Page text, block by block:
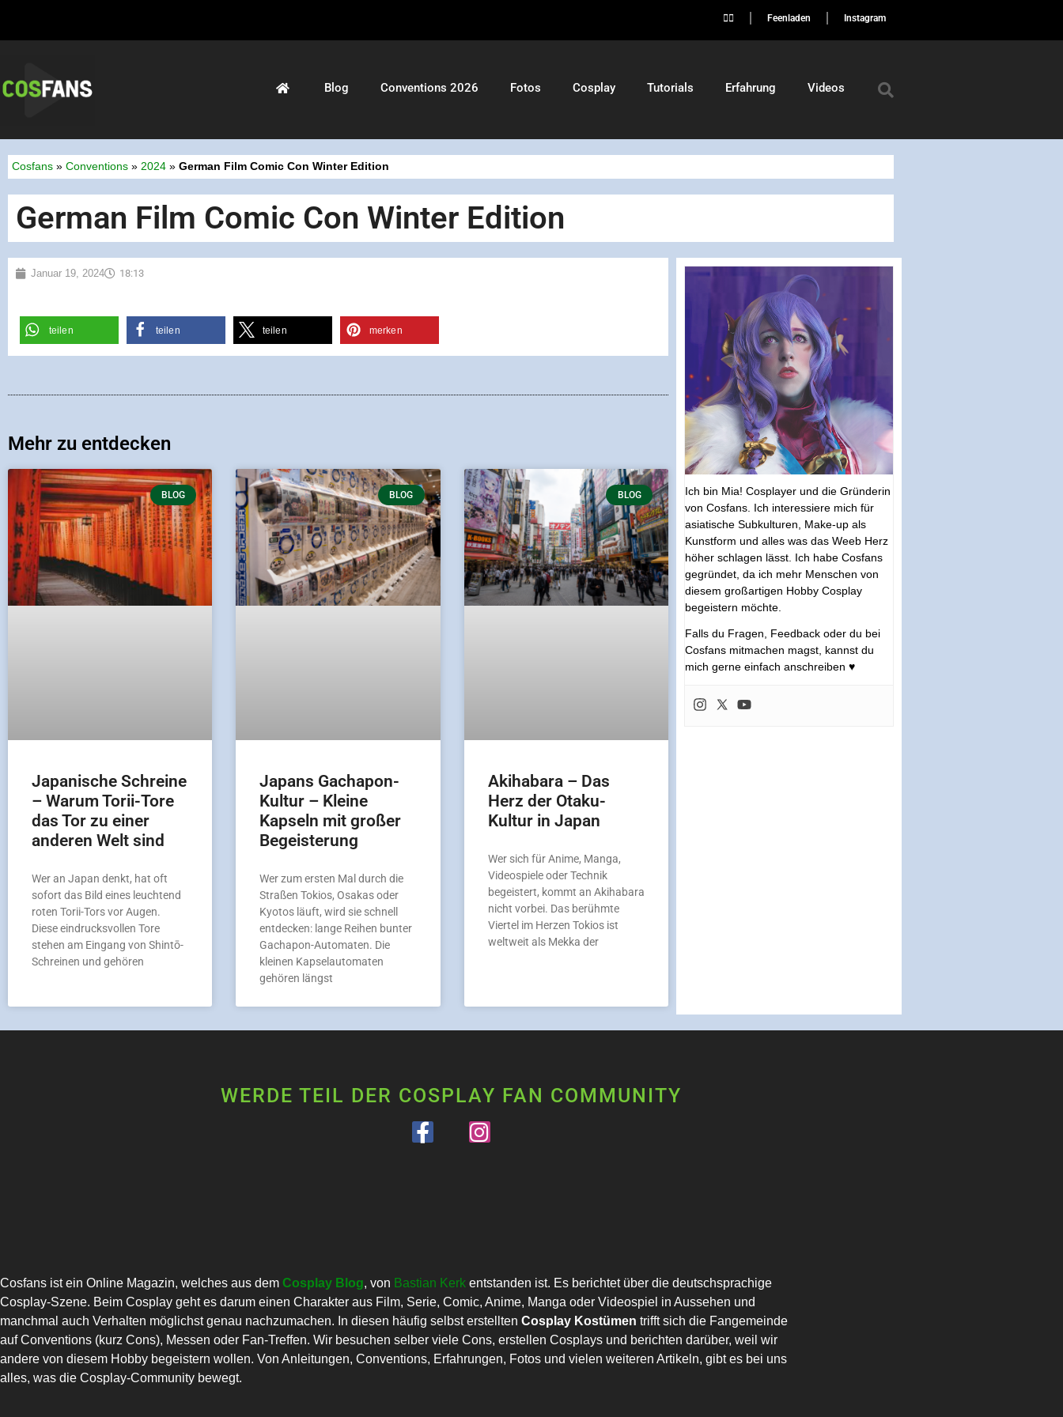
🏳️‍🌈 Feenladen Instagram
Blog Conventions 2026 Fotos Cosplay Tutorials Erfahrung Videos
Cosfans » Conventions » 2024 » German Film Comic Con Winter Edition
German Film Comic Con Winter Edition
Januar 19, 2024 18:13
teilen teilen teilen merken
Mehr zu entdecken
BLOG
Japanische Schreine
– Warum Torii-Tore
das Tor zu einer
anderen Welt sind
Wer an Japan denkt, hat oft
sofort das Bild eines leuchtend
roten Torii-Tors vor Augen.
Diese eindrucksvollen Tore
stehen am Eingang von Shintō-
Schreinen und gehören
BLOG
Japans Gachapon-
Kultur – Kleine
Kapseln mit großer
Begeisterung
Wer zum ersten Mal durch die
Straßen Tokios, Osakas oder
Kyotos läuft, wird sie schnell
entdecken: lange Reihen bunter
Gachapon-Automaten. Die
kleinen Kapselautomaten
gehören längst
BLOG
Akihabara – Das
Herz der Otaku-
Kultur in Japan
Wer sich für Anime, Manga,
Videospiele oder Technik
begeistert, kommt an Akihabara
nicht vorbei. Das berühmte
Viertel im Herzen Tokios ist
weltweit als Mekka der
Ich bin Mia! Cosplayer und die Gründerin
von Cosfans. Ich interessiere mich für
asiatische Subkulturen, Make-up als
Kunstform und alles was das Weeb Herz
höher schlagen lässt. Ich habe Cosfans
gegründet, da ich mehr Menschen von
diesem großartigen Hobby Cosplay
begeistern möchte.
Falls du Fragen, Feedback oder du bei
Cosfans mitmachen magst, kannst du
mich gerne einfach anschreiben ♥
WERDE TEIL DER COSPLAY FAN COMMUNITY
Cosfans ist ein Online Magazin, welches aus dem Cosplay Blog, von Bastian Kerk entstanden ist. Es berichtet über die deutschsprachige
Cosplay-Szene. Beim Cosplay geht es darum einen Charakter aus Film, Serie, Comic, Anime, Manga oder Videospiel in Aussehen und
manchmal auch Verhalten möglichst genau nachzumachen. In diesen häufig selbst erstellten Cosplay Kostümen trifft sich die Fangemeinde
auf Conventions (kurz Cons), Messen oder Fan-Treffen. Wir besuchen selber viele Cons, erstellen Cosplays und berichten darüber, weil wir
andere von diesem Hobby begeistern wollen. Von Anleitungen, Conventions, Erfahrungen, Fotos und vielen weiteren Artikeln, gibt es bei uns
alles, was die Cosplay-Community bewegt.